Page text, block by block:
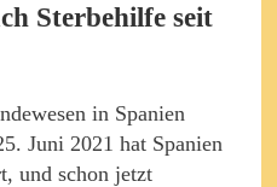
Sterbehilfe seit
in Spanien
Juni 2021 hat Spanien
und schon jetzt